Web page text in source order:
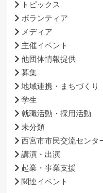
トピックス
ボランティア
メディア
主催イベント
他団体情報提供
募集
地域連携・まちづくり
学生
就職活動・採用活動
未分類
西宮市市民交流センタ
講演・出演
起業・事業支援
関連イベント